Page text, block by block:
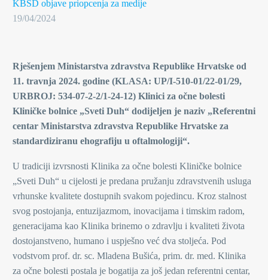
KBSD objave priopcenja za medije
19/04/2024
Rješenjem Ministarstva zdravstva Republike Hrvatske od
11. travnja 2024. godine (KLASA: UP/I-510-01/22-01/29,
URBROJ: 534-07-2-2/1-24-12) Klinici za očne bolesti
Kliničke bolnice „Sveti Duh“ dodijeljen je naziv „Referentni
centar Ministarstva zdravstva Republike Hrvatske za
standardiziranu ehografiju u oftalmologiji“.
U tradiciji izvrsnosti Klinika za očne bolesti Kliničke bolnice
„Sveti Duh“ u cijelosti je predana pružanju zdravstvenih usluga
vrhunske kvalitete dostupnih svakom pojedincu. Kroz stalnost
svog postojanja, entuzijazmom, inovacijama i timskim radom,
generacijama kao Klinika brinemo o zdravlju i kvaliteti života
dostojanstveno, humano i uspješno već dva stoljeća. Pod
vodstvom prof. dr. sc. Mladena Bušića, prim. dr. med. Klinika
za očne bolesti postala je bogatija za još jedan referentni centar,